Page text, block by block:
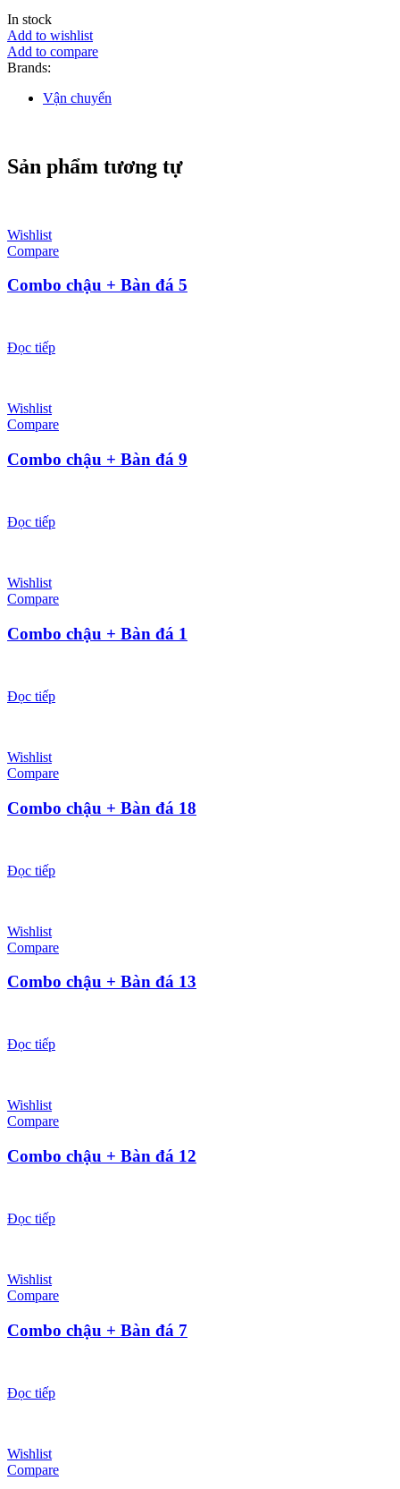
In stock
Add to wishlist
Add to compare
Brands:
Vận chuyển
Sản phẩm tương tự
Wishlist
Compare
Combo chậu + Bàn đá 5
Đọc tiếp
Wishlist
Compare
Combo chậu + Bàn đá 9
Đọc tiếp
Wishlist
Compare
Combo chậu + Bàn đá 1
Đọc tiếp
Wishlist
Compare
Combo chậu + Bàn đá 18
Đọc tiếp
Wishlist
Compare
Combo chậu + Bàn đá 13
Đọc tiếp
Wishlist
Compare
Combo chậu + Bàn đá 12
Đọc tiếp
Wishlist
Compare
Combo chậu + Bàn đá 7
Đọc tiếp
Wishlist
Compare